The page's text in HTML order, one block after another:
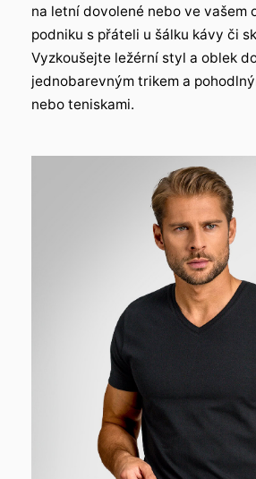
na letní dovolené nebo ve vašem
podniku s přáteli u šálku kávy či
Vyzkoušejte ležérní styl a oblek
jednobarevným trikem a
nebo teniskami.